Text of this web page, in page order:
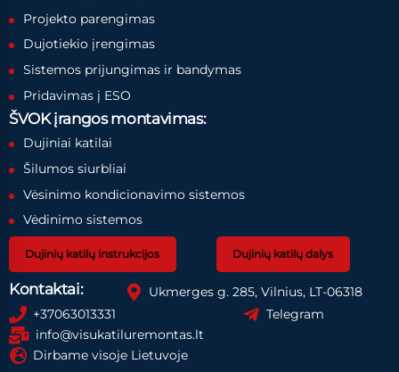
Projekto parengimas
Dujotiekio įrengimas
Sistemos prijungimas ir bandymas
Pridavimas į ESO
ŠVOK įrangos montavimas:
Dujiniai katilai
Šilumos siurbliai
Vėsinimo kondicionavimo sistemos
Vėdinimo sistemos
Dujinių katilų instrukcijos Dujinių katilų dalys
Kontaktai:
Ukmerges g. 285, Vilnius, LT-06318
+37063013331
Telegram
info@visukatiluremontas.lt
Dirbame visoje Lietuvoje